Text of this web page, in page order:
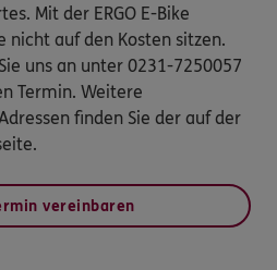
Mit der ERGO E-Bike
nicht auf den Kosten sitzen.
uns an unter 0231-7250057
Termin. Weitere
finden Sie der auf der
vereinbaren